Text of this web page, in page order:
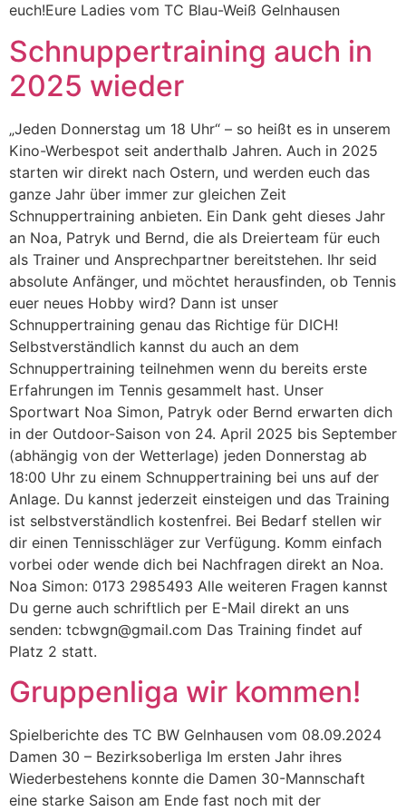
euch!Eure Ladies vom TC Blau-Weiß Gelnhausen
Schnuppertraining auch in
2025 wieder
„Jeden Donnerstag um 18 Uhr“ – so heißt es in unserem
Kino-Werbespot seit anderthalb Jahren. Auch in 2025
starten wir direkt nach Ostern, und werden euch das
ganze Jahr über immer zur gleichen Zeit
Schnuppertraining anbieten. Ein Dank geht dieses Jahr
an Noa, Patryk und Bernd, die als Dreierteam für euch
als Trainer und Ansprechpartner bereitstehen. Ihr seid
absolute Anfänger, und möchtet herausfinden, ob Tennis
euer neues Hobby wird? Dann ist unser
Schnuppertraining genau das Richtige für DICH!
Selbstverständlich kannst du auch an dem
Schnuppertraining teilnehmen wenn du bereits erste
Erfahrungen im Tennis gesammelt hast. Unser
Sportwart Noa Simon, Patryk oder Bernd erwarten dich
in der Outdoor-Saison von 24. April 2025 bis September
(abhängig von der Wetterlage) jeden Donnerstag ab
18:00 Uhr zu einem Schnuppertraining bei uns auf der
Anlage. Du kannst jederzeit einsteigen und das Training
ist selbstverständlich kostenfrei. Bei Bedarf stellen wir
dir einen Tennisschläger zur Verfügung. Komm einfach
vorbei oder wende dich bei Nachfragen direkt an Noa.
Noa Simon: 0173 2985493 Alle weiteren Fragen kannst
Du gerne auch schriftlich per E-Mail direkt an uns
senden: tcbwgn@gmail.com Das Training findet auf
Platz 2 statt.
Gruppenliga wir kommen!
Spielberichte des TC BW Gelnhausen vom 08.09.2024
Damen 30 – Bezirksoberliga Im ersten Jahr ihres
Wiederbestehens konnte die Damen 30-Mannschaft
eine starke Saison am Ende fast noch mit der